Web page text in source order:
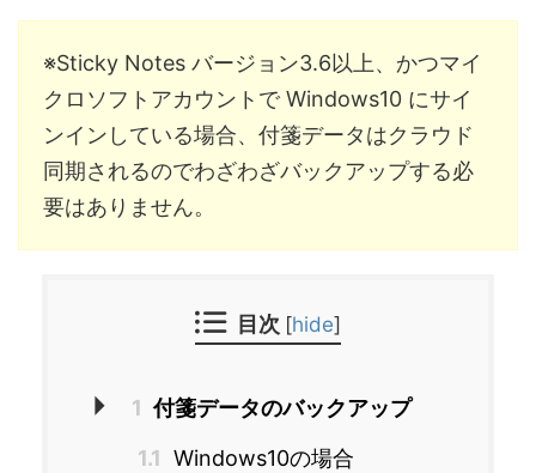
※Sticky Notes バージョン3.6以上、かつマイ
クロソフトアカウントで Windows10 にサイ
ンインしている場合、付箋データはクラウド
同期されるのでわざわざバックアップする必
要はありません。
目次 [hide]
1 付箋データのバックアップ
1.1 Windows10の場合